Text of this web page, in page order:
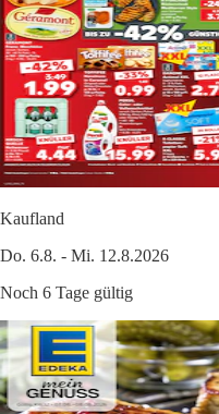
Kaufland
Do. 6.8. - Mi. 12.8.2026
Noch 6 Tage gültig